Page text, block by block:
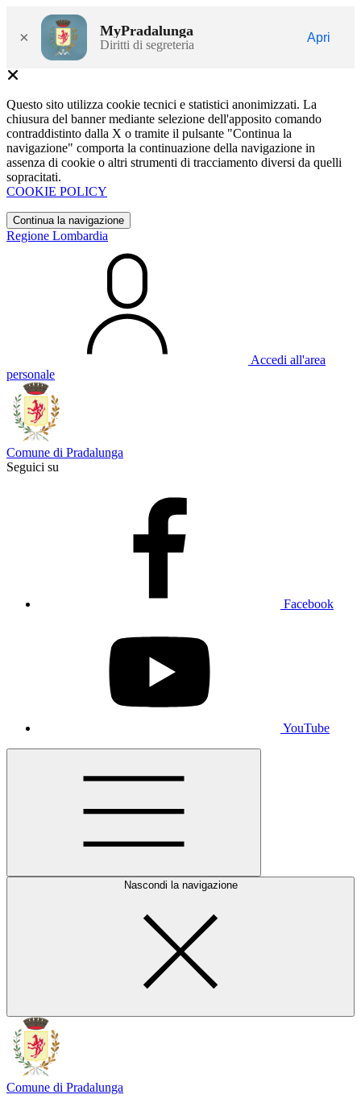
× MyPradalunga
Diritti di segreteria
Apri
Questo sito utilizza cookie tecnici e statistici anonimizzati. La
chiusura del banner mediante selezione dell'apposito comando
contraddistinto dalla X o tramite il pulsante "Continua la
navigazione" comporta la continuazione della navigazione in
assenza di cookie o altri strumenti di tracciamento diversi da quelli
sopracitati.
COOKIE POLICY
Continua la navigazione
Regione Lombardia
Accedi all'area
personale
Comune di Pradalunga
Seguici su
Facebook
YouTube
Nascondi la navigazione
Comune di Pradalunga